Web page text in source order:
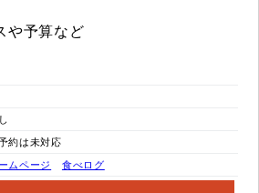
や予算など
約は未対応
ムページ 食べログ